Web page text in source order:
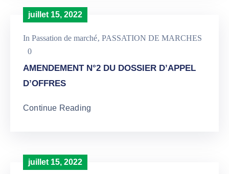
juillet 15, 2022
In Passation de marché‚ PASSATION DE MARCHES
0
AMENDEMENT N°2 DU DOSSIER D’APPEL
D’OFFRES
Continue Reading
juillet 15, 2022